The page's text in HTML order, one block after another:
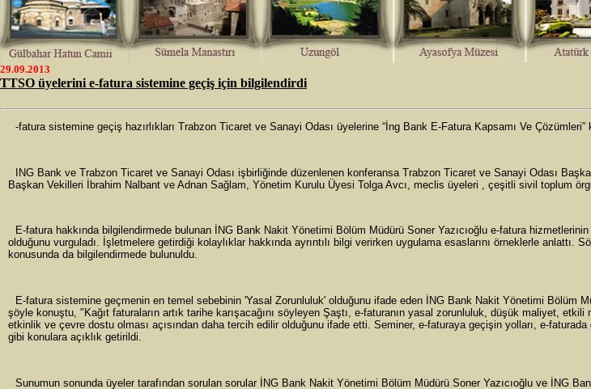
29.09.2013
TTSO üyelerini e-fatura sistemine geçiş için bilgilendirdi
-fatura sistemine geçiş hazırlıkları Trabzon Ticaret ve Sanayi Odası üyelerine “İng Bank E-Fatura Kapsamı Ve Çözümleri”
ING Bank ve Trabzon Ticaret ve Sanayi Odası işbirliğinde düzenlenen konferansa Trabzon Ticaret ve Sanayi Odası
Başkan Vekilleri İbrahim Nalbant ve Adnan Sağlam, Yönetim Kurulu Üyesi Tolga Avcı, meclis üyeleri , çeşitli sivil toplum
E-fatura hakkında bilgilendirmede bulunan İNG Bank Nakit Yönetimi Bölüm Müdürü Soner Yazıcıoğlu e-fatura hizmetlerinin
olduğunu vurguladı. İşletmelere getirdiği kolaylıklar hakkında ayrıntılı bilgi verirken uygulama esaslarını örneklerle anlattı.
konusunda da bilgilendirmede bulunuldu.
E-fatura sistemine geçmenin en temel sebebinin 'Yasal Zorunluluk' olduğunu ifade eden İNG Bank Nakit Yönetimi Bölüm
şöyle konuştu, "Kağıt faturaların artık tarihe karışacağını söyleyen Şaştı, e-faturanın yasal zorunluluk, düşük maliyet, etkili
etkinlik ve çevre dostu olması açısından daha tercih edilir olduğunu ifade etti. Seminer, e-faturaya geçişin yolları, e-
gibi konulara açıklık getirildi.
Sunumun sonunda üyeler tarafından sorulan sorular İNG Bank Nakit Yönetimi Bölüm Müdürü Soner Yazıcıoğlu ve İNG